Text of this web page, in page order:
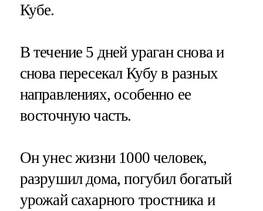
Кубе.
В течение 5 дней ураган снова и
снова пересекал Кубу в разных
направлениях, особенно ее
восточную часть.
Он унес жизни 1000 человек,
разрушил дома, погубил богатый
урожай сахарного тростника и